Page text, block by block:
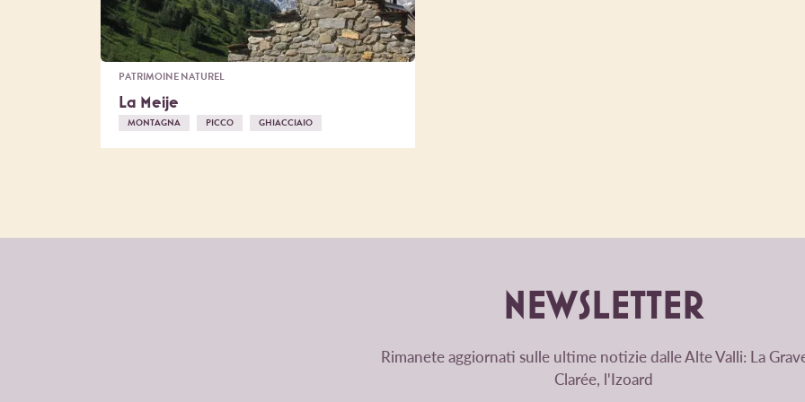
PATRIMOINE NATUREL
La Meije
MONTAGNA PICCO GHIACCIAIO
NEWSLETTER
Rimanete aggiornati sulle ultime notizie dalle Alte Valli: La
Clarée, l'Izoard